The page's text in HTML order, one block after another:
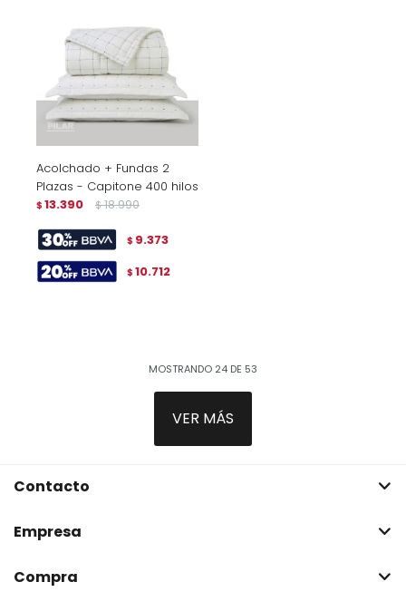
Acolchado + Fundas 2
Plazas - Capitone 400 hilos
$ 13.390 $ 18.990
$ 9.373
$ 10.712
MOSTRANDO 24 DE 53
VER MÁS
Contacto
Empresa
Compra